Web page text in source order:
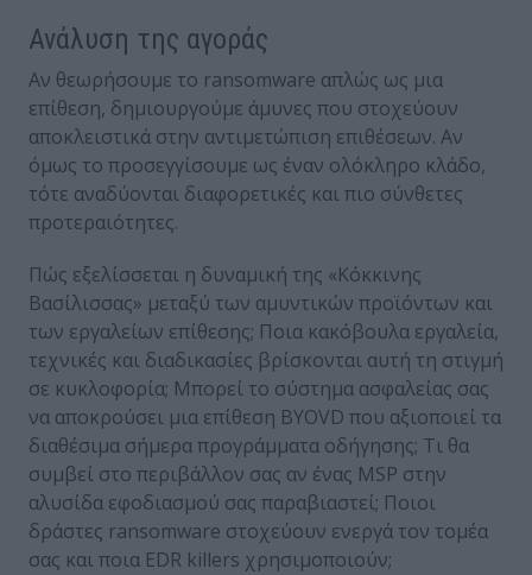
Ανάλυση της αγοράς
Αν θεωρήσουμε το ransomware απλώς ως μια
επίθεση, δημιουργούμε άμυνες που στοχεύουν
αποκλειστικά στην αντιμετώπιση επιθέσεων. Αν
όμως το προσεγγίσουμε ως έναν ολόκληρο κλάδο,
τότε αναδύονται διαφορετικές και πιο σύνθετες
προτεραιότητες.
Πώς εξελίσσεται η δυναμική της «Κόκκινης
Βασίλισσας» μεταξύ των αμυντικών προϊόντων και
των εργαλείων επίθεσης; Ποια κακόβουλα εργαλεία,
τεχνικές και διαδικασίες βρίσκονται αυτή τη στιγμή
σε κυκλοφορία; Μπορεί το σύστημα ασφαλείας σας
να αποκρούσει μια επίθεση BYOVD που αξιοποιεί τα
διαθέσιμα σήμερα προγράμματα οδήγησης; Τι θα
συμβεί στο περιβάλλον σας αν ένας MSP στην
αλυσίδα εφοδιασμού σας παραβιαστεί; Ποιοι
δράστες ransomware στοχεύουν ενεργά τον τομέα
σας και ποια EDR killers χρησιμοποιούν;